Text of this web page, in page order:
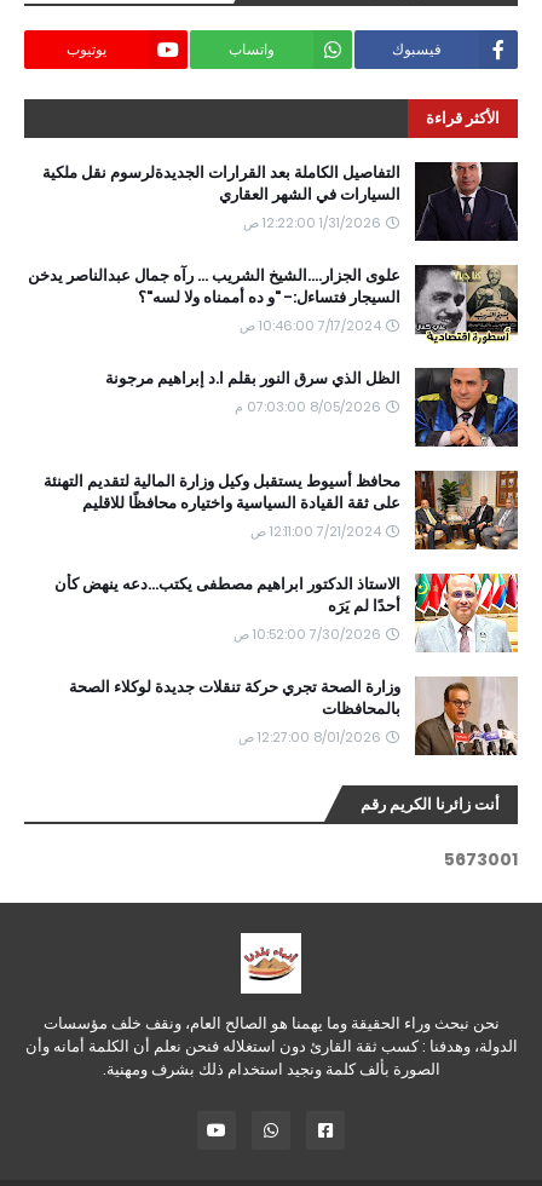
فيسبوك واتساب يوتيوب
الأكثر قراءة
التفاصيل الكاملة بعد القرارات الجديدةلرسوم نقل ملكية
السيارات في الشهر العقاري
1/31/2026 12:22:00 ص
علوى الجزار....الشيخ الشريب ... رآه جمال عبدالناصر يدخن
السيجار فتساءل:- "و ده أممناه ولا لسه"؟
7/17/2024 10:46:00 ص
الظل الذي سرق النور بقلم ا.د إبراهيم مرجونة
8/05/2026 07:03:00 م
محافظ أسيوط يستقبل وكيل وزارة المالية لتقديم التهنئة
على ثقة القيادة السياسية واختياره محافظًا للاقليم
7/21/2024 12:11:00 ص
الاستاذ الدكتور ابراهيم مصطفى يكتب...دعه ينهض كأن
أحدًا لم يَرَه
7/30/2026 10:52:00 ص
وزارة الصحة تجري حركة تنقلات جديدة لوكلاء الصحة
بالمحافظات
8/01/2026 12:27:00 ص
أنت زائرنا الكريم رقم
5673001
نحن نبحث وراء الحقيقة وما يهمنا هو الصالح العام، ونقف خلف مؤسسات
الدولة، وهدفنا : كسب ثقة القارئ دون استغلاله فنحن نعلم أن الكلمة أمانه وأن
الصورة بألف كلمة ونجيد استخدام ذلك بشرف ومهنية.